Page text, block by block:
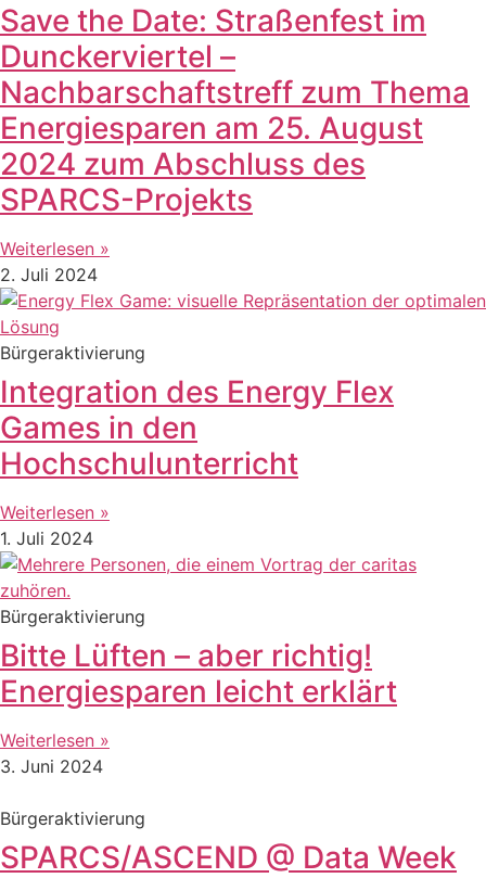
Save the Date: Straßenfest im
Dunckerviertel –
Nachbarschaftstreff zum Thema
Energiesparen am 25. August
2024 zum Abschluss des
SPARCS-Projekts
Weiterlesen »
2. Juli 2024
Bürgeraktivierung
Integration des Energy Flex
Games in den
Hochschulunterricht
Weiterlesen »
1. Juli 2024
Bürgeraktivierung
Bitte Lüften – aber richtig!
Energiesparen leicht erklärt
Weiterlesen »
3. Juni 2024
Bürgeraktivierung
SPARCS/ASCEND @ Data Week